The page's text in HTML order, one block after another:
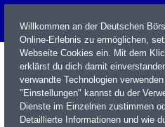
Willkommen an der Deutschen
Online-Erlebnis zu ermöglichen,
Webseite Cookies ein. Mit dem
erklärst du dich damit
verwandte Technologien
"Einstellungen" kannst du der
Dienste im Einzelnen zustimmen
Detaillierte Informationen und wie